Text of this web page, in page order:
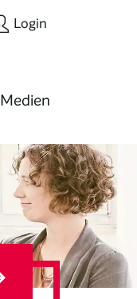
Login
Medien